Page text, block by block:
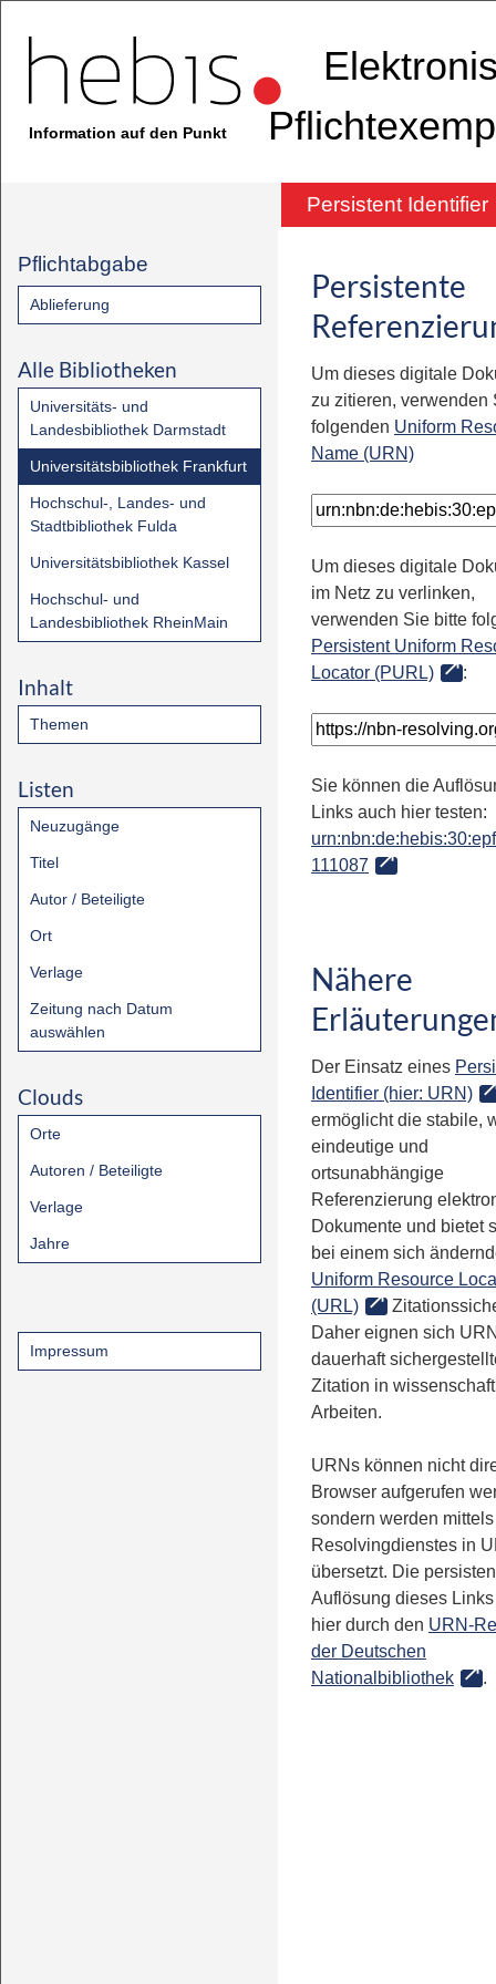
Information auf den Punkt
Persistent Identifier
Pflichtabgabe
Ablieferung
Alle Bibliotheken
Universitäts- und
Landesbibliothek Darmstadt
Universitätsbibliothek Frankfurt
Hochschul-, Landes- und
Stadtbibliothek Fulda
Universitätsbibliothek Kassel
Hochschul- und
Landesbibliothek RheinMain
Inhalt
Themen
Listen
Neuzugänge
Titel
Autor / Beteiligte
Ort
Verlage
Zeitung nach Datum
auswählen
Clouds
Orte
Autoren / Beteiligte
Verlage
Jahre
Impressum
Persistente
Um dieses digitale
zu zitieren, verwenden
folgenden Uniform
Name (URN)
Um dieses digitale
im Netz zu verlinken,
verwenden Sie bitte
Persistent Uniform
Locator (PURL)
:
Sie können die
Links auch hier testen:
111087
Nähere
Der Einsatz eines
Identifier (hier: URN)
ermöglicht die stabile,
eindeutige und
ortsunabhängige
Referenzierung
Dokumente und bietet
bei einem sich
Uniform Resource
(URL)
Daher eignen sich
dauerhaft
Zitation in
Arbeiten.
URNs können nicht
Browser aufgerufen
sondern werden
Resolvingdienstes in
übersetzt. Die
Auflösung dieses
hier durch den URN-
der Deutschen
Nationalbibliothek
.